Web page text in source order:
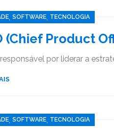
, SOFTWARE, TECNOLOGIA
(Chief Product
por liderar a
, SOFTWARE, TECNOLOGIA